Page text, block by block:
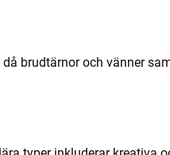
brudtärnor och vänner